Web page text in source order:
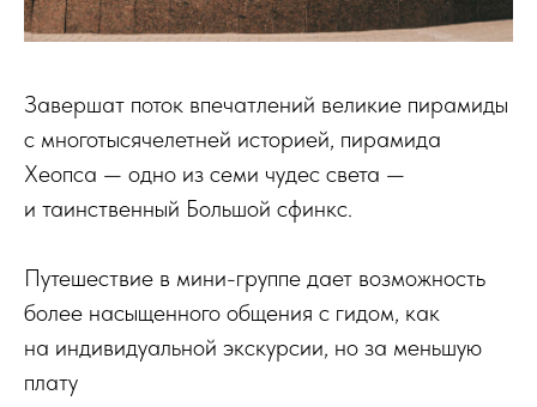
Завершат поток впечатлений великие пирамиды
с многотысячелетней историей, пирамида
Хеопса — одно из семи чудес света —
и таинственный Большой сфинкс.
Путешествие в мини-группе дает возможность
более насыщенного общения с гидом, как
на индивидуальной экскурсии, но за меньшую
плату